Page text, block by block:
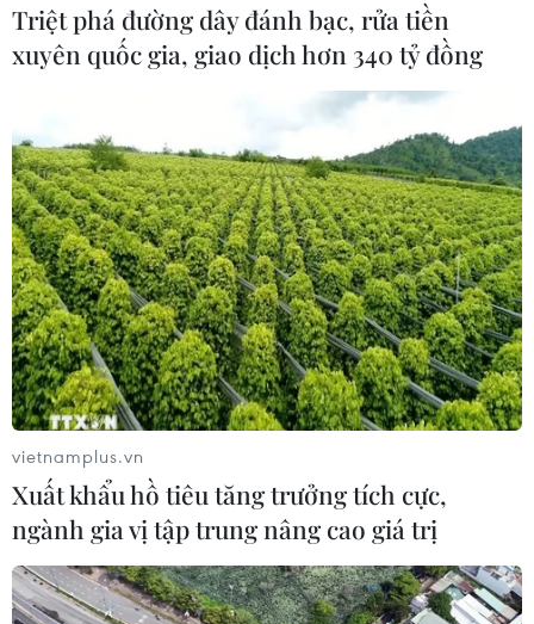
Triệt phá đường dây đánh bạc, rửa tiền
xuyên quốc gia, giao dịch hơn 340 tỷ đồng
vietnamplus.vn
Xuất khẩu hồ tiêu tăng trưởng tích cực,
ngành gia vị tập trung nâng cao giá trị